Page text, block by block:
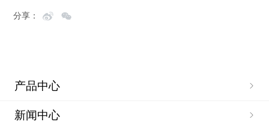
分享：
产品中心
新闻中心